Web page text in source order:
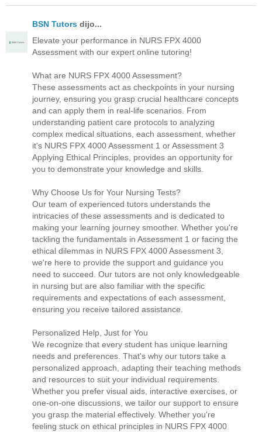
BSN Tutors dijo...
Elevate your performance in NURS FPX 4000
Assessment with our expert online tutoring!
What are NURS FPX 4000 Assessment?
These assessments act as checkpoints in your nursing
journey, ensuring you grasp crucial healthcare concepts
and can apply them in real-life scenarios. From
understanding patient care protocols to analyzing
complex medical situations, each assessment, whether
it's NURS FPX 4000 Assessment 1 or Assessment 3
Applying Ethical Principles, provides an opportunity for
you to demonstrate your knowledge and skills.
Why Choose Us for Your Nursing Tests?
Our team of experienced tutors understands the
intricacies of these assessments and is dedicated to
making your learning journey smoother. Whether you're
tackling the fundamentals in Assessment 1 or facing the
ethical dilemmas in NURS FPX 4000 Assessment 3,
we're here to provide the support and guidance you
need to succeed. Our tutors are not only knowledgeable
in nursing but are also familiar with the specific
requirements and expectations of each assessment,
ensuring you receive tailored assistance.
Personalized Help, Just for You
We recognize that every student has unique learning
needs and preferences. That's why our tutors take a
personalized approach, adapting their teaching methods
and resources to suit your individual requirements.
Whether you prefer visual aids, interactive exercises, or
one-on-one discussions, we tailor our support to ensure
you grasp the material effectively. Whether you're
feeling stuck on ethical principles in NURS FPX 4000